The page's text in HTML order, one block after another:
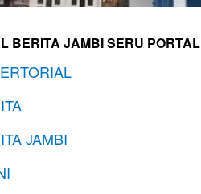
BERITA JAMBI SERU PORTAL
JAMBI